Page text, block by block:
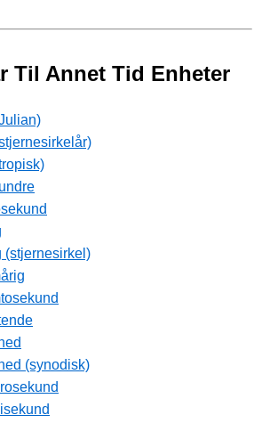
Til Annet Tid Enheter
(stjernesirkel)
(synodisk)